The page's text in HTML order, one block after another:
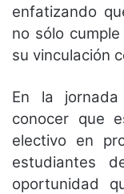
enfatizando
no sólo
su vinculación
En la
conocer que
electivo en
estudiantes
oportunidad